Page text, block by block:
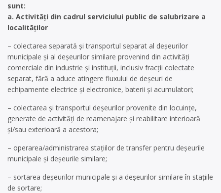
sunt:
a. Activități din cadrul serviciului public de salubrizare a
localităților
– colectarea separată și transportul separat al deșeurilor
municipale și al deșeurilor similare provenind din activități
comerciale din industrie și instituții, inclusiv fracții colectate
separat, fără a aduce atingere fluxului de deșeuri de
echipamente electrice și electronice, baterii și acumulatori;
– colectarea și transportul deșeurilor provenite din locuințe,
generate de activități de reamenajare și reabilitare interioară
și/sau exterioară a acestora;
– operarea/administrarea stațiilor de transfer pentru deșeurile
municipale și deșeurile similare;
– sortarea deșeurilor municipale și a deșeurilor similare în stațiile
de sortare;